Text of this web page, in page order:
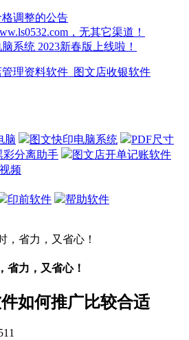
格调整的公告
，无其它渠道！
系统 2023新春版上线啦！
脑 图文快印电脑系统
PDF尺寸
彩分离助手
图文店开单记账软件
频
印前软件
帮助软件
省力，又省心！
如何推广比较合适